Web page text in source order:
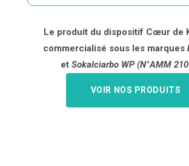
Le produit du dispositif Cœur de
commercialisé sous les marques
et Sokalciarbo WP (N°AMM
VOIR NOS PRODUITS